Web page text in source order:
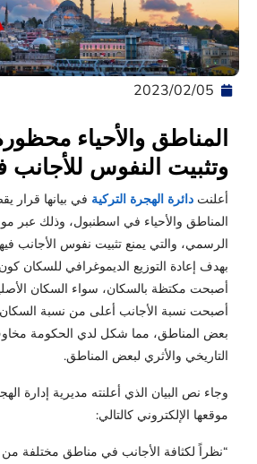
05‏/02‏/2023
المناطق والأحياء
وتثبيت النفوس
أعلنت دائرة الهجرة التركية في بيانها قرار
المناطق والأحياء في اسطنبول، وذلك عبر
الرسمي، والتي يمنع تثبيت نفوس الأجانب
بهدف إعادة التوزيع الديموغرافي للسكان
أصبحت مكتظة بالسكان، سواء السكان
أصبحت نسبة الأجانب أعلى من نسبة السكان
بعض المناطق، مما شكل لدي الحكومة
التاريخي والأثري لبعض المناطق.
وجاء نص البيان الذي أعلنته مديرية إدارة
موقعها الإلكتروني كالتالي:
“نظراً لكثافة الأجانب في مناطق مختلفة من